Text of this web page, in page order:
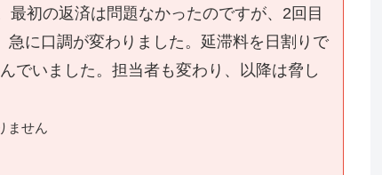
最初の返済は問題なかったのですが、2回目
に口調が変わりました。延滞料を日割りで
でいました。担当者も変わり、以降は脅し
ません